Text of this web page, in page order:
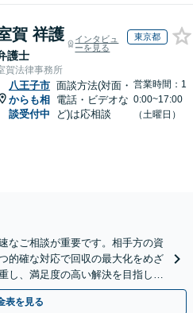
賀 祥護
護士
インタビュ
ーを見る
東京都
賀法律事務所
八王子市
からも相
談受付中
面談方法(対面・
電話・ビデオな
ど)は応相談
営業時間：1
0:00~17:00
（土曜日）
なご相談が重要です。相手方の資
的確な対応で回収の最大化をめざ
し、満足度の高い解決を目指しま
表を見る